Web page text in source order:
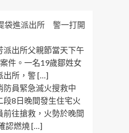
袋進派出所 警一打開
派出所父親節當天下午
件。一名19歲鄒姓女
出所，警 […]
防員緊急滅火搜救中
8日晚間發生住宅火
往搶救，火勢於晚間
認燃燒 […]